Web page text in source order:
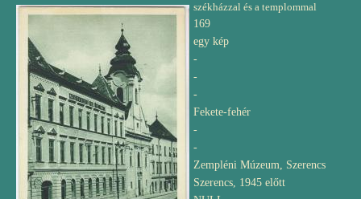
székházzal és a templommal
169
egy kép
-
-
-
Fekete-fehér
-
-
Zempléni Múzeum, Szerencs
Szerencs, 1945 előtt